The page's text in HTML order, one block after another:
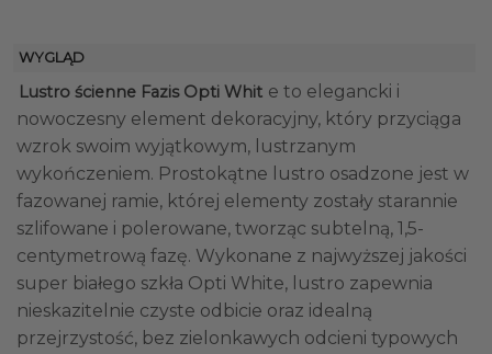
WYGLĄD
Lustro ścienne Fazis Opti Whit e to elegancki i
nowoczesny element dekoracyjny, który przyciąga
wzrok swoim wyjątkowym, lustrzanym
wykończeniem. Prostokątne lustro osadzone jest w
fazowanej ramie, której elementy zostały starannie
szlifowane i polerowane, tworząc subtelną, 1,5-
centymetrową fazę. Wykonane z najwyższej jakości
super białego szkła Opti White, lustro zapewnia
nieskazitelnie czyste odbicie oraz idealną
przejrzystość, bez zielonkawych odcieni typowych